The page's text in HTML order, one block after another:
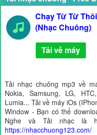
Chạy Từ Từ
(Nhạc Chuông)
Tải về máy
Tải nhạc chuông mp3 về
Nokia, Samsung, LG,
Lumia... Tải về máy iOs
Window - Bạn có thể
Nghe và Tải nhạc là
https://nhacchuong123.com/